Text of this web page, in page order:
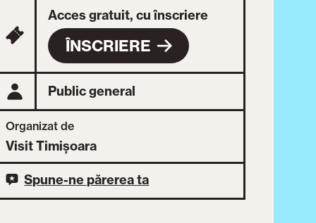
Acces gratuit, cu înscriere
ÎNSCRIERE
Public general
Organizat de
Visit Timișoara
Spune-ne părerea ta